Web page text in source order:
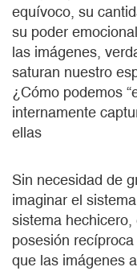
equívoco, su
su poder
las imágenes,
saturan nuestro
¿Cómo podemos
internamente
ellas
Sin necesidad de
imaginar el
sistema
posesión
que las imágenes